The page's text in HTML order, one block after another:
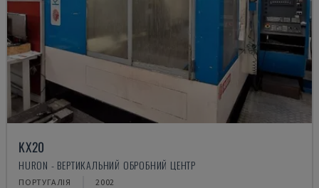
KX20
HURON - ВЕРТИКАЛЬНИЙ ОБРОБНИЙ ЦЕНТР
ПОРТУГАЛІЯ 2002